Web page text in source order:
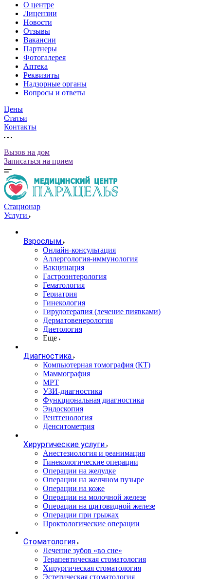
О центре
Лицензии
Новости
Отзывы
Вакансии
Партнеры
Фотогалерея
Аптека
Реквизиты
Надзорные органы
Вопросы и ответы
Цены
Статьи
Контакты
Вызов на дом
Записаться на прием
Стационар
Услуги
Взрослым
Онлайн-консультация
Аллергология-иммунология
Вакцинация
Гастроэнтерология
Гематология
Гериатрия
Гинекология
Гирудотерапия (лечение пиявками)
Дерматовенерология
Диетология
Еще
Диагностика
Компьютерная томография (КТ)
Маммография
МРТ
УЗИ-диагностика
Функциональная диагностика
Эндоскопия
Рентгенология
Денситометрия
Хирургические услуги
Анестезиология и реанимация
Гинекологические операции
Операции на желудке
Операции на желчном пузыре
Операции на коже
Операции на молочной железе
Операции на щитовидной железе
Операции при грыжах
Проктологические операции
Стоматология
Лечение зубов «во сне»
Терапевтическая стоматология
Хирургическая стоматология
Эстетическая стоматология